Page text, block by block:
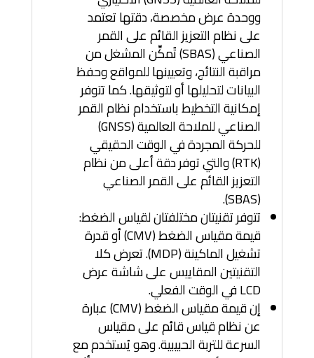
ووحدة عرض مخصصة، دقتها تعتمد
على نظام التعزيز القائم على القمر
الصناعي (SBAS) تُمكِّن المشغل من
مراقبة النتائج، وتعيينها للمواقع وحفظ
البيانات لتحليلها أو لتوثيقها. كما تتوفر
إمكانية التخطيط باستخدام نظام القمر
الصناعي للملاحة العالمية (GNSS)
للحركة المجردة في الوقت الحقيقي
(RTK) والتي توفر دقة أعلى من نظام
التعزيز القائم على القمر الصناعي
(SBAS).
تتوفر تقنيتان مختلفتان لقياس الضغط:
قيمة مقياس الضغط (CMV) أو قدرة
تشغيل الماكينة (MDP). تعرض كلا
التقنيتين المقاييس على شاشة عرض
LCD في الوقت الفعلي.
إن قيمة مقياس الضغط (CMV) عبارة
عن نظام قياس قائم على مقياس
السرعة للتربة الحبيبية. وهو يُستخدم مع